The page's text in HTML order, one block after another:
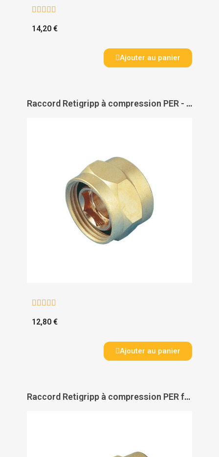
    
14,20 €
Ajouter au panier
Raccord Retigripp à compression PER - GRIPP
    
12,80 €
Ajouter au panier
Raccord Retigripp à compression PER femelle à visser - GRIPP